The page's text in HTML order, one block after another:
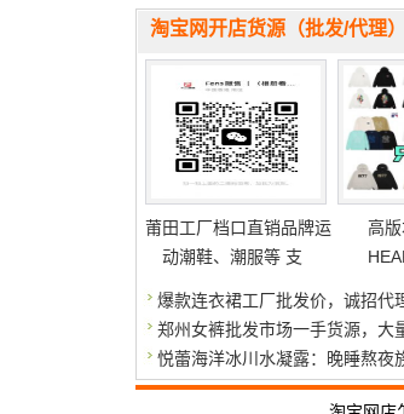
淘宝网开店货源（批发/代理）
莆田工厂档口直销品牌运
动潮鞋、潮服等 支
高
爆款连衣裙工厂批发价，诚招代
郑州女裤批发市场一手货源，大
悦蕾海洋冰川水凝露：晚睡熬夜